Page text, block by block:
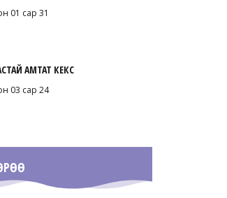
01 сар 31
АМТАТ КЕКС
03 сар 24